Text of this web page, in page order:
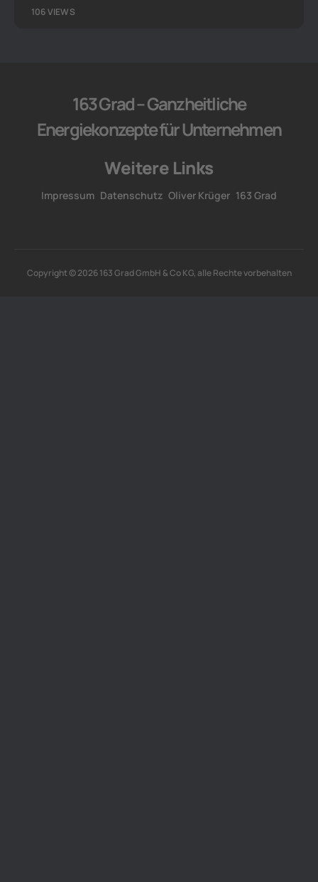
106 VIEWS
163 Grad – Ganzheitliche
Energiekonzepte für Unternehmen
Weitere Links
Impressum Datenschutz Oliver Krüger 163 Grad
Copyright © 2026 163 Grad GmbH & Co KG, alle Rechte vorbehalten